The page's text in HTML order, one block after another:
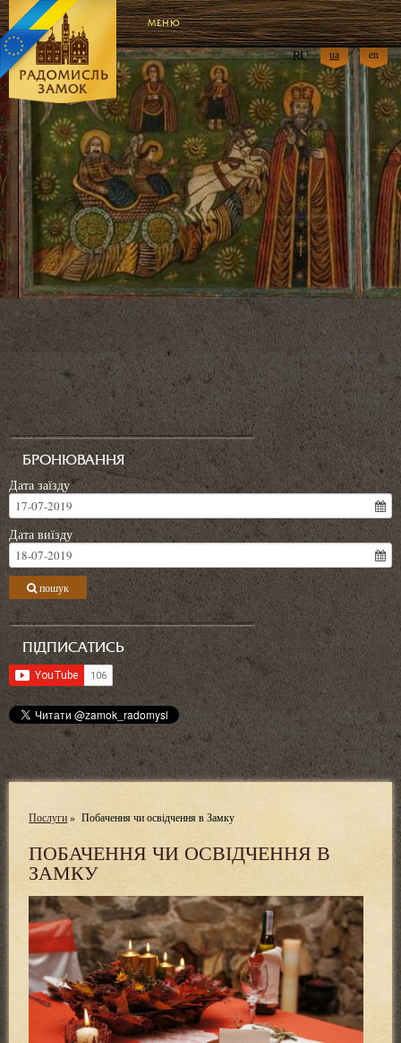
МЕНЮ
RU ua en
БРОНЮВАННЯ
Дата заїзду
17-07-2019
Дата виїзду
18-07-2019
пошук
ПІДПИСАТИСЬ
Послуги » Побачення чи освідчення в Замку
ПОБАЧЕННЯ ЧИ ОСВІДЧЕННЯ В
ЗАМКУ